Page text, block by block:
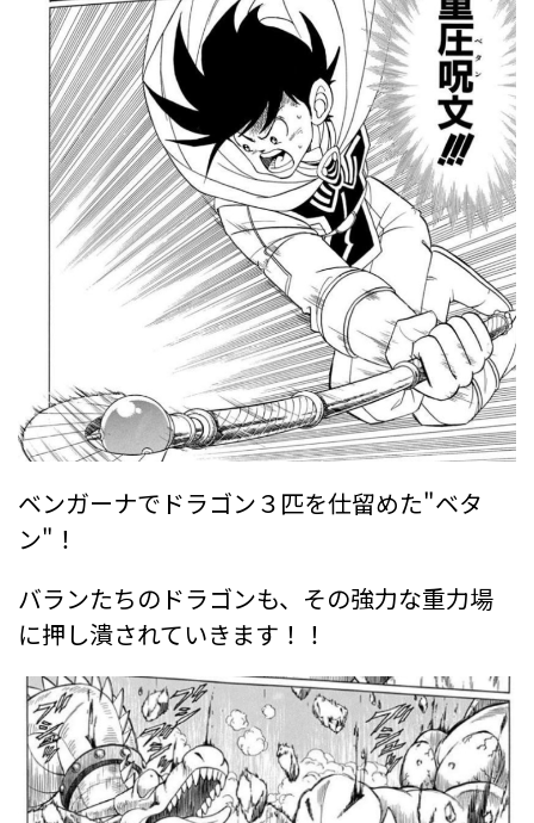
ベンガーナでドラゴン３匹を仕留めた"ベタ
ン"！
バランたちのドラゴンも、その強力な重力場
に押し潰されていきます！！